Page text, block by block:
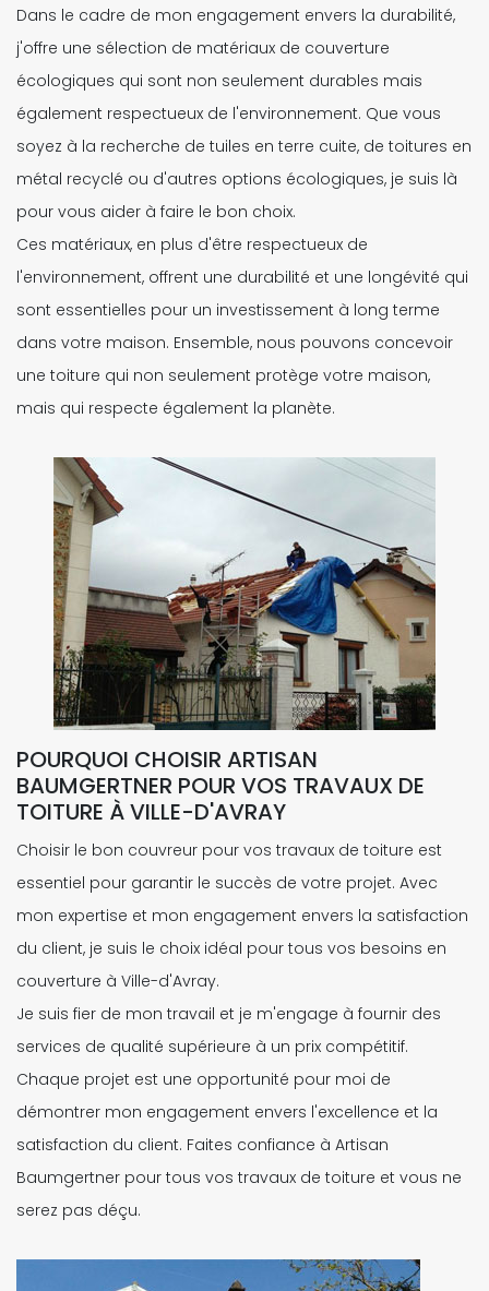
Dans le cadre de mon engagement envers la durabilité,
j'offre une sélection de matériaux de couverture
écologiques qui sont non seulement durables mais
également respectueux de l'environnement. Que vous
soyez à la recherche de tuiles en terre cuite, de toitures en
métal recyclé ou d'autres options écologiques, je suis là
pour vous aider à faire le bon choix.
Ces matériaux, en plus d'être respectueux de
l'environnement, offrent une durabilité et une longévité qui
sont essentielles pour un investissement à long terme
dans votre maison. Ensemble, nous pouvons concevoir
une toiture qui non seulement protège votre maison,
mais qui respecte également la planète.
POURQUOI CHOISIR ARTISAN
BAUMGERTNER POUR VOS TRAVAUX DE
TOITURE À VILLE-D'AVRAY
Choisir le bon couvreur pour vos travaux de toiture est
essentiel pour garantir le succès de votre projet. Avec
mon expertise et mon engagement envers la satisfaction
du client, je suis le choix idéal pour tous vos besoins en
couverture à Ville-d'Avray.
Je suis fier de mon travail et je m'engage à fournir des
services de qualité supérieure à un prix compétitif.
Chaque projet est une opportunité pour moi de
démontrer mon engagement envers l'excellence et la
satisfaction du client. Faites confiance à Artisan
Baumgertner pour tous vos travaux de toiture et vous ne
serez pas déçu.